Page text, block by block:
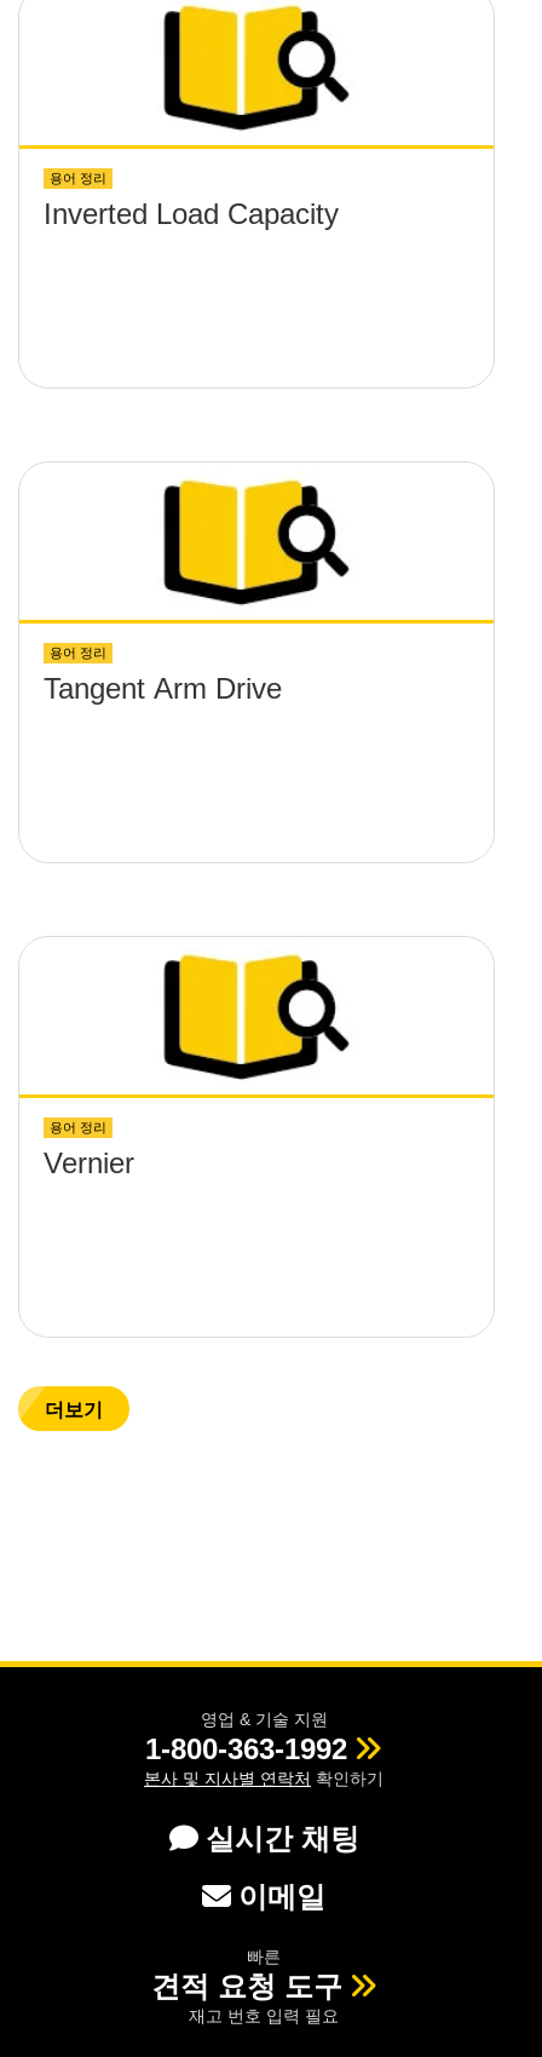
용어 정리
Inverted Load Capacity
용어 정리
Tangent Arm Drive
용어 정리
Vernier
더보기
영업 & 기술 지원
1-800-363-1992
본사 및 지사별 연락처 확인하기
실시간 채팅
이메일
빠른
견적 요청 도구
재고 번호 입력 필요